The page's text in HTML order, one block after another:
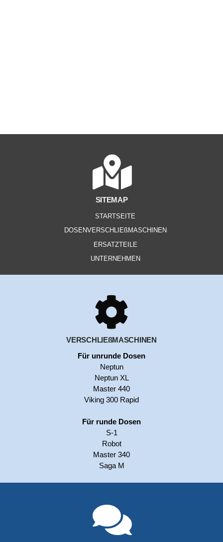
SITEMAP
STARTSEITE
DOSENVERSCHLIEßMASCHINEN
ERSATZTEILE
UNTERNEHMEN
VERSCHLIEßMASCHINEN
Für unrunde Dosen
Neptun
Neptun XL
Master 440
Viking 300 Rapid
Für runde Dosen
S-1
Robot
Master 340
Saga M